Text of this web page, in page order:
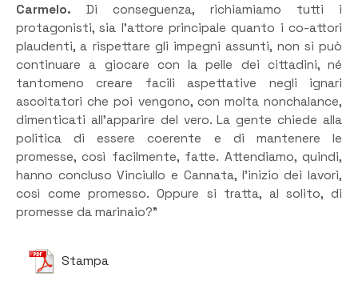
Carmelo. Di conseguenza, richiamiamo tutti i
protagonisti, sia l’attore principale quanto i co-attori
plaudenti, a rispettare gli impegni assunti, non si può
continuare a giocare con la pelle dei cittadini, né
tantomeno creare facili aspettative negli ignari
ascoltatori che poi vengono, con molta nonchalance,
dimenticati all’apparire del vero. La gente chiede alla
politica di essere coerente e di mantenere le
promesse, così facilmente, fatte. Attendiamo, quindi,
hanno concluso Vinciullo e Cannata, l’inizio dei lavori,
così come promesso. Oppure si tratta, al solito, di
promesse da marinaio?”
Stampa